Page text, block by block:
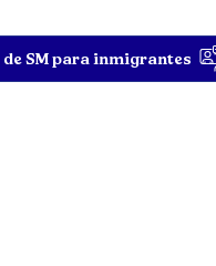
SM para inmigrantes